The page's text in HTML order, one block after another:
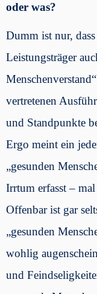
oder was?
Dumm ist nur,
Leistungsträger
vertretenen
und Standpunkte
Ergo meint ein
„gesunden
Irrtum erfasst –
Offenbar ist gar
„gesunden
wohlig
und